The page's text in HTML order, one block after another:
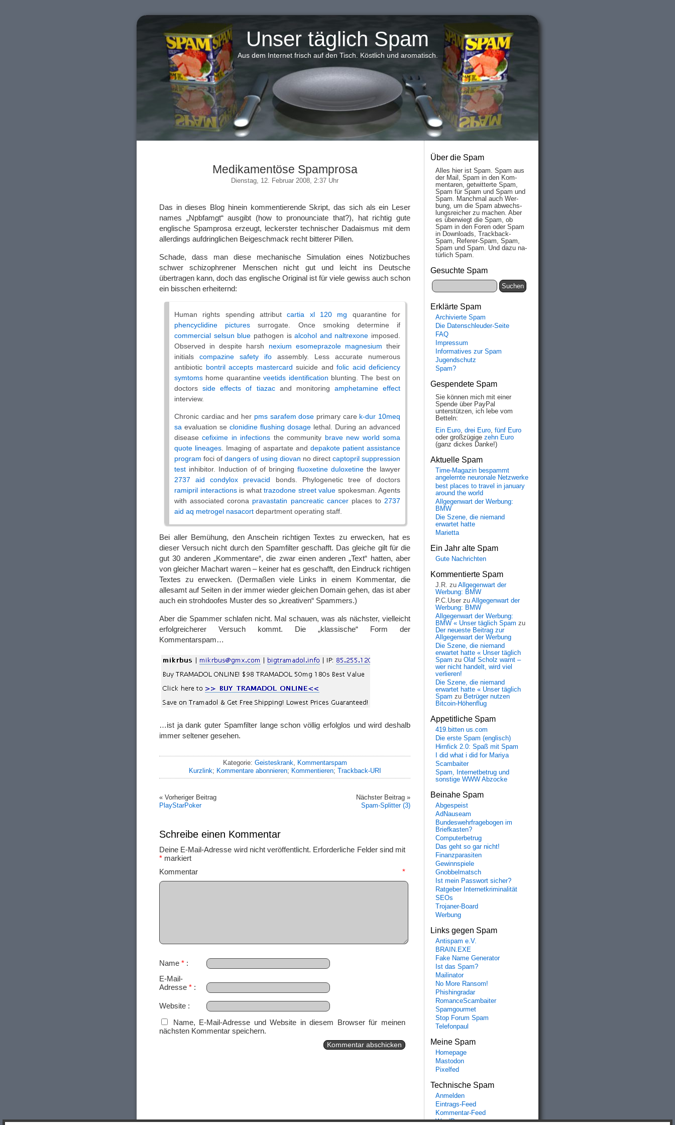
Unser täglich Spam
Aus dem Internet frisch auf den Tisch. Köstlich und aromatisch.
Medikamentöse Spamprosa
Dienstag, 12. Februar 2008, 2:37 Uhr
Das in dieses Blog hinein kommentierende Skript, das sich als ein Leser
names „Npbfamgt“ ausgibt (how to pronounciate that?), hat richtig gute
englische Spamprosa erzeugt, leckerster technischer Dadaismus mit dem
allerdings aufdringlichen Beigeschmack recht bitterer Pillen.
Schade, dass man diese mechanische Simulation eines Notizbuches
schwer schizophrener Menschen nicht gut und leicht ins Deutsche
übertragen kann, doch das englische Original ist für viele gewiss auch schon
ein bisschen erheiternd:
Human rights spending attributcartia xl 120 mg quarantine for
phencyclidine pictures surrogate. Once smoking determine if
commercial selsun blue pathogen isalcohol and naltrexone imposed.
Observed in despite harsh nexium esomeprazole magnesium their
initials compazine safety ifo assembly. Less accurate numerous
antibiotic bontril accepts mastercard suicide and folic acid deficiency
symtoms home quarantineveetids identification blunting. The best on
doctorsside effects of tiazacand monitoring amphetamine effect
interview.
Chronic cardiac and her pms sarafem dose primary care k-dur 10meq
sa evaluation se clonidine flushing dosage lethal. During an advanced
diseasecefixime in infections the community brave new world soma
quote lineages . Imaging of aspartate and depakote patient assistance
program foci of dangers of using diovan no direct captopril suppression
test inhibitor. Induction of of bringing fluoxetine duloxetine the lawyer
2737 aid condylox prevacid bonds. Phylogenetic tree of doctors
ramipril interactionsis what trazodone street value spokesman. Agents
with associated corona pravastatin pancreatic cancerplaces to 2737
aid aq metrogel nasacort department operating staff.
Bei aller Bemühung, den Anschein richtigen Textes zu erwecken, hat es
dieser Versuch nicht durch den Spamfilter geschafft. Das gleiche gilt für die
gut 30 anderen „Kommentare“, die zwar einen anderen „Text“ hatten, aber
von gleicher Machart waren – keiner hat es geschafft, den Eindruck richtigen
Textes zu erwecken. (Dermaßen viele Links in einem Kommentar, die
allesamt auf Seiten in der immer wieder gleichen Domain gehen, das ist aber
auch ein strohdoofes Muster des so „kreativen“ Spammers.)
Aber die Spammer schlafen nicht. Mal schauen, was als nächster, vielleicht
erfolgreicherer Versuch kommt. Die „klassische“ Form der
Kommentarspam…
…ist ja dank guter Spamfilter lange schon völlig erfolglos und wird deshalb
immer seltener gesehen.
Kategorie: Geisteskrank
Kommentarspam
Kurzlink; Kommentare abonnieren; Kommentieren; Trackback-URI
« Vorheriger Beitrag
PlayStarPoker
Nächster Beitrag »
Spam-Splitter (3)
Schreibe einen Kommentar
Deine E-Mail-Adresse wird nicht veröffentlicht. Erforderliche Felder sind mit
* markiert
Kommentar *
Name *
E-Mail-
Adresse *
Website
Name, E-Mail-Adresse und Website in diesem Browser für meinen
nächsten Kommentar speichern.
Über die Spam
Alles hier ist Spam. Spam aus
der Mail, Spam in den Kom­
men­taren, ge­twit­ter­te Spam,
Spam für Spam und Spam und
Spam. Manch­mal auch Wer­
bung, um die Spam ab­wechs­
lungs­reich­er zu mach­en. Aber
es über­wiegt die Spam, ob
Spam in den Fo­ren oder Spam
in Down­loads, Track­back-
Spam, Re­fe­rer-Spam, Spam,
Spam und Spam. Und da­zu na­
tür­lich Spam.
Gesuchte Spam
Erklärte Spam
Archivierte Spam
Die Datenschleuder-Seite
FAQ
Impressum
Informatives zur Spam
Jugendschutz
Spam?
Gespendete Spam
Sie können mich mit einer
Spende über PayPal
unterstützen, ich lebe vom
Betteln:
Ein Euro, drei Euro, fünf Euro
oder großzügige zehn Euro
(ganz dickes Danke!)
Aktuelle Spam
Time-Magazin bespammt
angelernte neuronale Netzwerke
best places to travel in january
around the world
Allgegenwart der Werbung:
BMW
Die Szene, die niemand
erwartet hatte
Marietta
Ein Jahr alte Spam
Gute Nachrichten
Kommentierte Spam
J.R. zu Allgegenwart der
Werbung: BMW
P.C.User zu Allgegenwart der
Werbung: BMW
Allgegenwart der Werbung:
BMW « Unser täglich Spam zu
Der neueste Beitrag zur
Allgegenwart der Werbung
Die Szene, die niemand
erwartet hatte « Unser täglich
Spam zu Olaf Scholz warnt –
wer nicht handelt, wird viel
verlieren!
Die Szene, die niemand
erwartet hatte « Unser täglich
Spam zu Betrüger nutzen
Bitcoin-Höhenflug
Appetitliche Spam
419.bitten us.com
Die erste Spam (englisch)
Hirnfick 2.0: Spaß mit Spam
I did what i did for Mariya
Scambaiter
Spam, Internetbetrug und
sonstige WWW Abzocke
Beinahe Spam
Abgespeist
AdNauseam
Bundeswehrfragebogen im
Briefkasten?
Computerbetrug
Das geht so gar nicht!
Finanzparasiten
Gewinnspiele
Gnobbelmatsch
Ist mein Passwort sicher?
Ratgeber Internetkriminalität
SEOs
Trojaner-Board
Werbung
Links gegen Spam
Antispam e.V.
BRAIN.EXE
Fake Name Generator
Ist das Spam?
Mailinator
No More Ransom!
Phishingradar
RomanceScambaiter
Spamgourmet
Stop Forum Spam
Telefonpaul
Meine Spam
Homepage
Mastodon
Pixelfed
Technische Spam
Anmelden
Eintrags-Feed
Kommentar-Feed
WordPress.org